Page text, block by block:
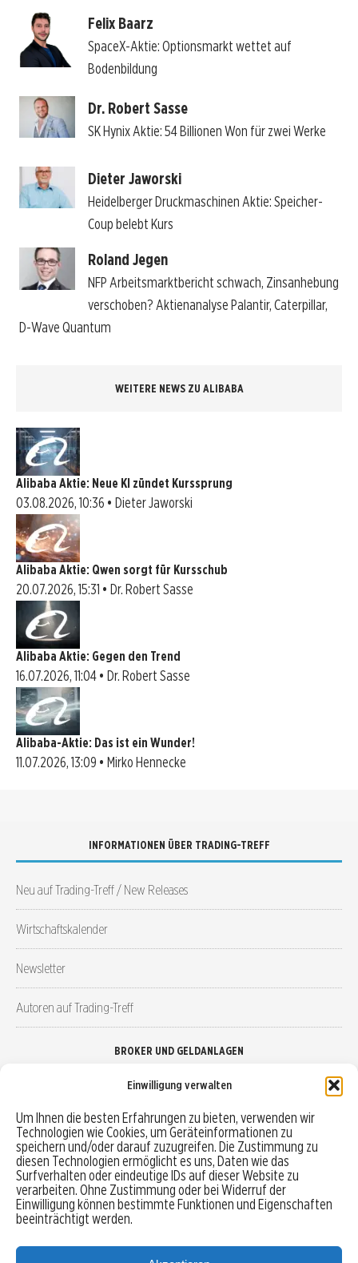
Einwilligung verwalten
Um Ihnen die besten Erfahrungen zu bieten, verwenden wir
Technologien wie Cookies, um Geräteinformationen zu
speichern und/oder darauf zuzugreifen. Die Zustimmung zu
diesen Technologien ermöglicht es uns, Daten wie das
Surfverhalten oder eindeutige IDs auf dieser Website zu
verarbeiten. Ohne Zustimmung oder bei Widerruf der
Einwilligung können bestimmte Funktionen und Eigenschaften
beeinträchtigt werden.
Felix Baarz
SpaceX-Aktie: Optionsmarkt wettet auf
Bodenbildung
Dr. Robert Sasse
SK Hynix Aktie: 54 Billionen Won für zwei Werke
Dieter Jaworski
Heidelberger Druckmaschinen Aktie: Speicher-
Coup belebt Kurs
Roland Jegen
NFP Arbeitsmarktbericht schwach, Zinsanhebung
verschoben? Aktienanalyse Palantir, Caterpillar,
D-Wave Quantum
WEITERE NEWS ZU ALIBABA
Alibaba Aktie: Neue KI zündet Kurssprung
03.08.2026, 10:36 • Dieter Jaworski
Alibaba Aktie: Qwen sorgt für Kursschub
20.07.2026, 15:31 • Dr. Robert Sasse
Alibaba Aktie: Gegen den Trend
16.07.2026, 11:04 • Dr. Robert Sasse
Alibaba-Aktie: Das ist ein Wunder!
11.07.2026, 13:09 • Mirko Hennecke
INFORMATIONEN ÜBER TRADING-TREFF
Neu auf Trading-Treff / New Releases
Wirtschaftskalender
Newsletter
Autoren auf Trading-Treff
BROKER UND GELDANLAGEN
Robo-Advisor vergleichen
Depotvergleich
Festgeld vergleichen
Tagesgeld vergleichen